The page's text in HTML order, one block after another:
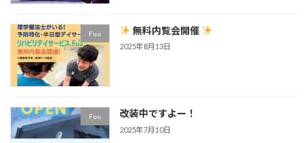
Fuu 無料内覧会開催
2025年8月13日
Fuu 改装中ですよー！
2025年7月10日